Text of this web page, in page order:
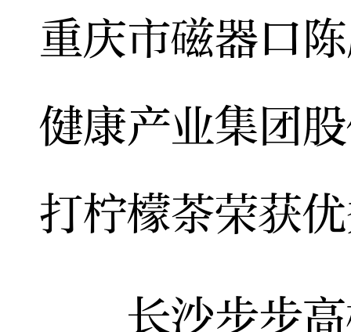
重庆市磁器口
健康产业集团
打柠檬茶荣获
长沙步步高